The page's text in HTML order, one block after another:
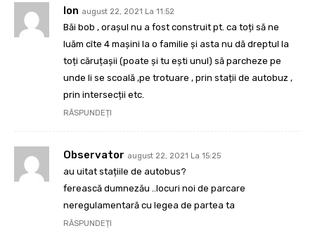
Ion august 22, 2021 La 11:52
Băi bob , orașul nu a fost construit pt. ca toți să ne
luăm cîte 4 mașini la o familie și asta nu dă dreptul la
toți căruțașii (poate și tu ești unul) să parcheze pe
unde li se scoală ,pe trotuare , prin stații de autobuz ,
prin intersecții etc.
RĂSPUNDEȚI
Observator august 22, 2021 La 15:25
au uitat stațiile de autobus?
ferească dumnezău ..locuri noi de parcare
neregulamentară cu legea de partea ta
RĂSPUNDEȚI